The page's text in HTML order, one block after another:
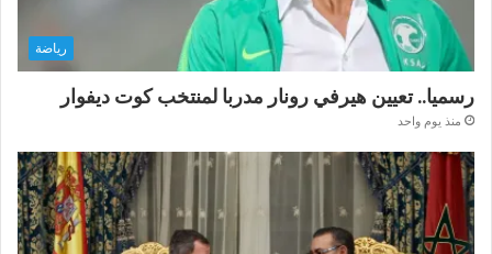
رياضة
رسميا.. تعيين هيرفي رونار مدربا لمنتخب كوت ديفوار
منذ يوم واحد